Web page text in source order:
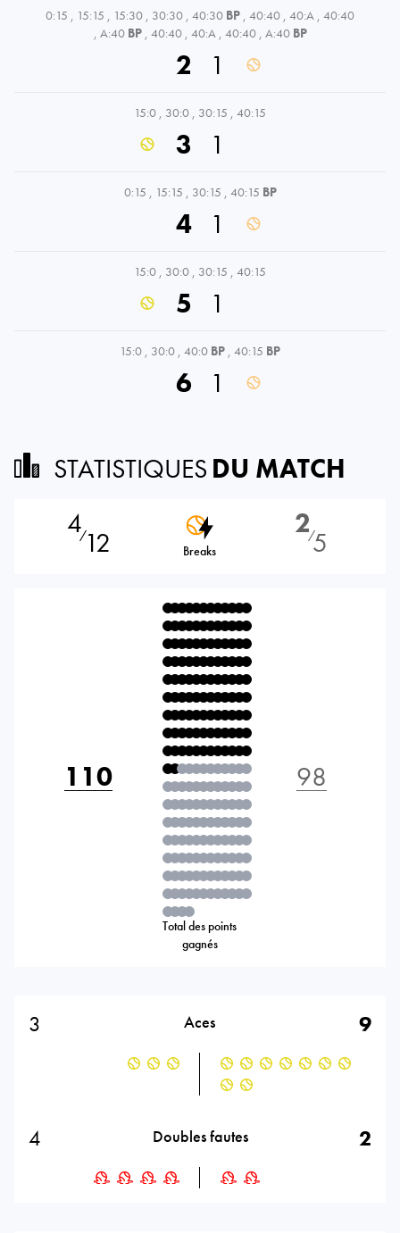
0:15 , 15:15 , 15:30 , 30:30 , 40:30 BP , 40:40 , 40:A , 40:40
, A:40 BP , 40:40 , 40:A , 40:40 , A:40 BP
2 1
15:0 , 30:0 , 30:15 , 40:15
3 1
0:15 , 15:15 , 30:15 , 40:15 BP
4 1
15:0 , 30:0 , 30:15 , 40:15
5 1
15:0 , 30:0 , 40:0 BP , 40:15 BP
6 1
STATISTIQUES DU MATCH
4⁄12 Breaks
2⁄5
110
Total des points
gagnés
98
3 Aces 9
4 Doubles fautes 2